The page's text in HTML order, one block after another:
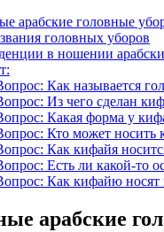
арабские головные
головных уборов
в ношении
Как называется
Из чего сделан
Какая форма у
Кто может носить
Как кифайя
Есть ли какой-то
Как кифайю
арабские